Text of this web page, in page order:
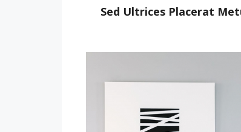
Sed Ultrices Placerat